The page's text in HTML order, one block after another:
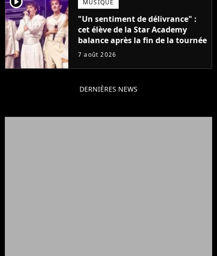
MUSIQUE
"Un sentiment de délivrance" :
cet élève de la Star Academy
balance après la fin de la tournée
7 août 2026
DERNIÈRES NEWS